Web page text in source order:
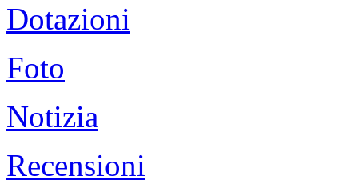
Dotazioni
Foto
Notizia
Recensioni